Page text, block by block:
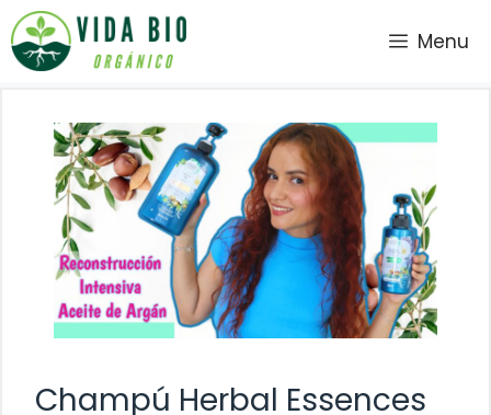
Saltar
al
contenido
Menu
Champú Herbal Essences